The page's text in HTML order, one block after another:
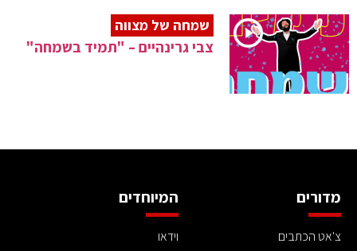
שמחה של מצווה
צבי גרינהיים – "תמיד בשמחה"
מדורים
צ'אט הכתבים
המיוחדים
וידאו